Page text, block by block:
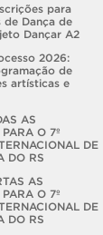
para
de Dança de
Dançar A2
2026:
de
artísticas e
AS
O 7º
DE
DO RS
AS
O 7º
DE
DO RS